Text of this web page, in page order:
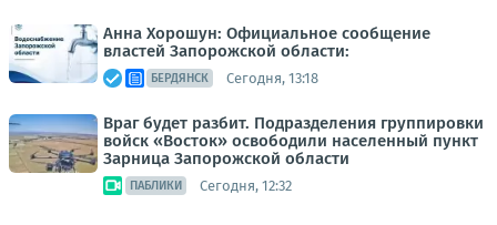
Анна Хорошун: Официальное сообщение
властей Запорожской области:
БЕРДЯНСК Сегодня, 13:18
Враг будет разбит. Подразделения группировки
войск «Восток» освободили населенный пункт
Зарница Запорожской области
ПАБЛИКИ Сегодня, 12:32